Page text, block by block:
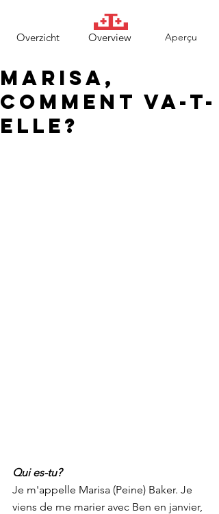
Overzicht Overview Aperçu
Marisa,
comment va-t-
elle?
Qui es-tu?
Je m'appelle Marisa (Peine) Baker. Je
viens de me marier avec Ben en janvier,